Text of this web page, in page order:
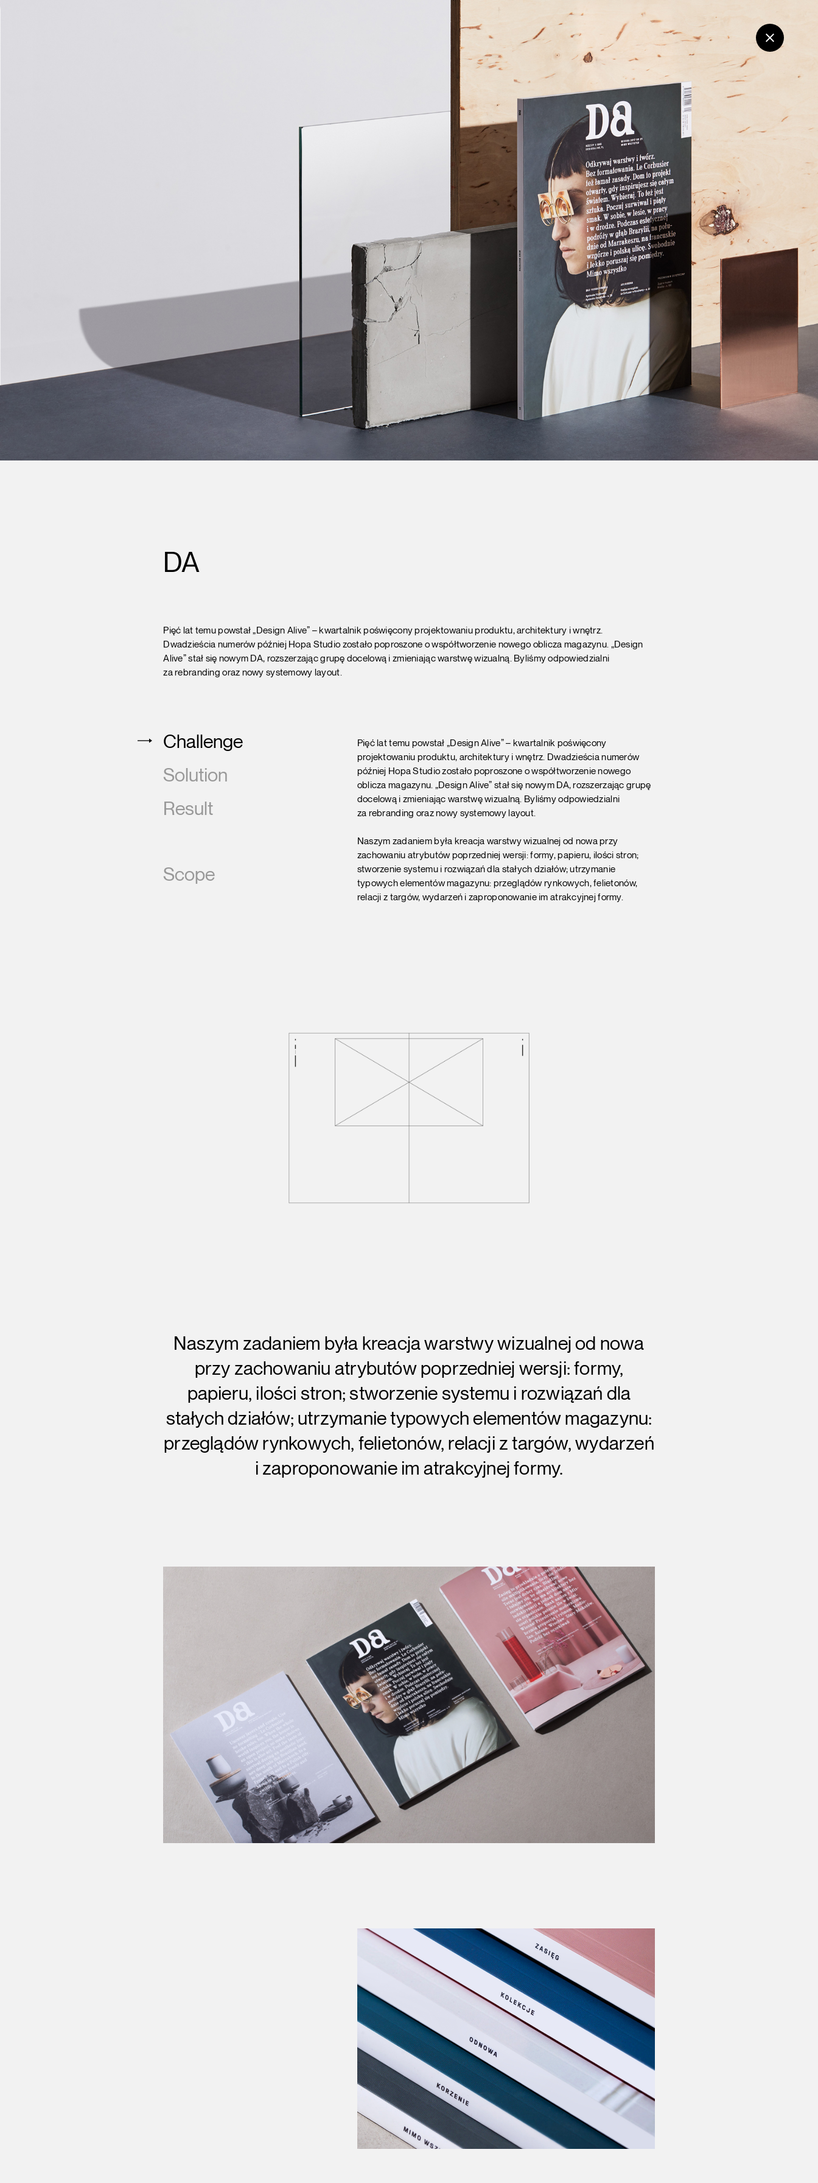
DA
Pięć lat temu powstał „Design Alive” – kwartalnik poświęcony projektowaniu produktu, architektury i wnętrz.
Dwadzieścia numerów później Hopa Studio zostało poproszone o współtworzenie nowego oblicza magazynu. „Design
Alive” stał się nowym DA, rozszerzając grupę docelową i zmieniając warstwę wizualną. Byliśmy odpowiedzialni
za rebranding oraz nowy systemowy layout.
Challenge
Solution
Result
Scope
Pięć lat temu powstał „Design Alive” – kwartalnik poświęcony
projektowaniu produktu, architektury i wnętrz. Dwadzieścia numerów
później Hopa Studio zostało poproszone o współtworzenie nowego
oblicza magazynu. „Design Alive” stał się nowym DA, rozszerzając grupę
docelową i zmieniając warstwę wizualną. Byliśmy odpowiedzialni
za rebranding oraz nowy systemowy layout.
Naszym zadaniem była kreacja warstwy wizualnej od nowa przy
zachowaniu atrybutów poprzedniej wersji: formy, papieru, ilości stron;
stworzenie systemu i rozwiązań dla stałych działów; utrzymanie
typowych elementów magazynu: przeglądów rynkowych, felietonów,
relacji z targów, wydarzeń i zaproponowanie im atrakcyjnej formy.
Naszym zadaniem była kreacja warstwy wizualnej od nowa
przy zachowaniu atrybutów poprzedniej wersji: formy,
papieru, ilości stron; stworzenie systemu i rozwiązań dla
stałych działów; utrzymanie typowych elementów magazynu:
przeglądów rynkowych, felietonów, relacji z targów, wydarzeń
i zaproponowanie im atrakcyjnej formy.